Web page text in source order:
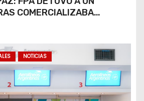
COMERCIALIZABA
NOTICIAS